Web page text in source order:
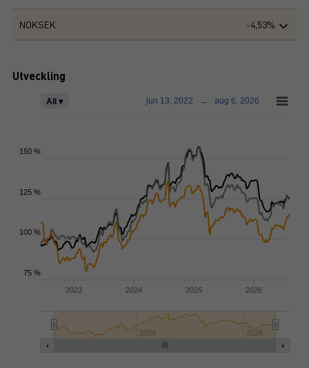
NOKSEK -4,53%
Utveckling
2023 2024 2025 2026
2024 2026
All ▾ jun 13, 2022 → aug 6, 2026
75 %
100 %
125 %
150 %